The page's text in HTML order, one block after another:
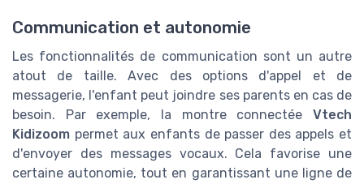
Communication et autonomie
Les fonctionnalités de communication sont un autre
atout de taille. Avec des options d'appel et de
messagerie, l'enfant peut joindre ses parents en cas de
besoin. Par exemple, la montre connectée Vtech
Kidizoom permet aux enfants de passer des appels et
d'envoyer des messages vocaux. Cela favorise une
certaine autonomie, tout en garantissant une ligne de